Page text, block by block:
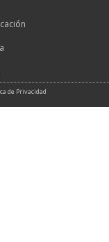
de Privacidad